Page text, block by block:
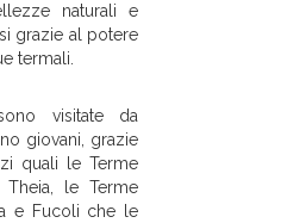
naturali e
grazie al potere
termali.
visitate da
giovani, grazie
quali le Terme
Theia, le Terme
e Fucoli che le